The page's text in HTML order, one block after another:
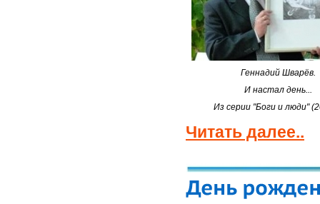
Геннадий Шварёв.
И настал день...
Из серии "Боги и люди"
Читать далее..